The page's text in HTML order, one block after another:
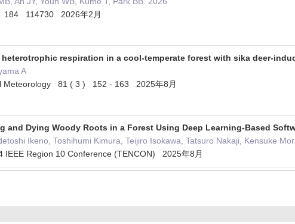
184 114730 2026年2月
respiration in a cool-temperate forest with sika deer-
A
Meteorology 81 ( 3 ) 152 - 163 2025年8月
and Dying Woody Roots in a Forest Using Deep Learning-Based
Ikeno, Toshihumi Kimura, Teijiro Isokawa, Tatsuro Nakaji, Kensuke
IEEE Region 10 Conference (TENCON) 2025年8月